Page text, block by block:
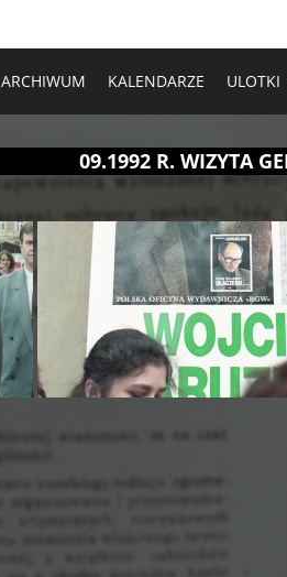
ARCHIWUM KALENDARZE ULOTKI
09.1992 R. WIZYTA